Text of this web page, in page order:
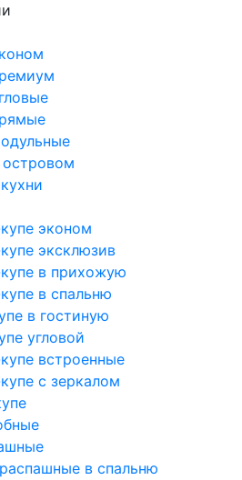
островом
эконом
эксклюзив
в прихожую
в спальню
в гостиную
угловой
встроенные
с зеркалом
в спальню